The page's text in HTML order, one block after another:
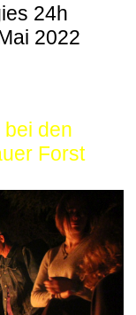
24h
2022
den
Forst